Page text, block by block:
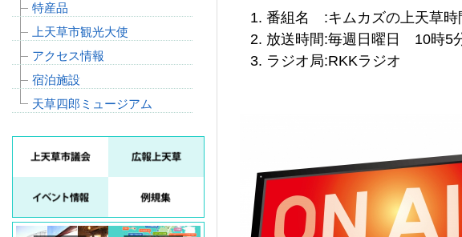
番組名 :キムカズの上天草時
放送時間:毎週日曜日 10時5
ラジオ局:RKKラジオ
特産品
上天草市観光大使
アクセス情報
宿泊施設
天草四郎ミュージアム